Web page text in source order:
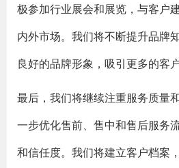
极参加行业展会和展览，与客户
内外市场。我们将不断提升品牌
良好的品牌形象，吸引更多的客
最后，我们将继续注重服务质量
一步优化售前、售中和售后服务
和信任度。我们将建立客户档案